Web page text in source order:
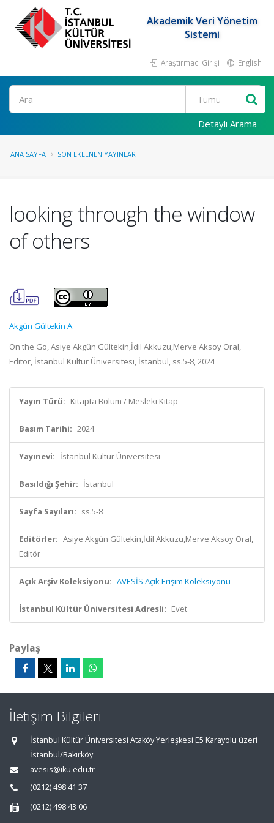
Akademik Veri Yönetim
Sistemi
Araştırmacı Girişi English
Ara
Detaylı Arama
ANA SAYFA SON EKLENEN YAYINLAR
looking through the window
of others
Akgün Gültekin A.
On the Go, Asiye Akgün Gültekin,İdil Akkuzu,Merve Aksoy Oral,
Editör, İstanbul Kültür Üniversitesi, İstanbul, ss.5-8, 2024
Yayın Türü: Kitapta Bölüm / Mesleki Kitap
Basım Tarihi: 2024
Yayınevi: İstanbul Kültür Üniversitesi
Basıldığı Şehir: İstanbul
Sayfa Sayıları: ss.5-8
Editörler: Asiye Akgün Gültekin,İdil Akkuzu,Merve Aksoy Oral,
Editör
Açık Arşiv Koleksiyonu: AVESİS Açık Erişim Koleksiyonu
İstanbul Kültür Üniversitesi Adresli: Evet
Paylaş
İletişim Bilgileri
İstanbul Kültür Üniversitesi Ataköy Yerleşkesi E5 Karayolu üzeri
İstanbul/Bakırköy
avesis@iku.edu.tr
(0212) 498 41 37
(0212) 498 43 06